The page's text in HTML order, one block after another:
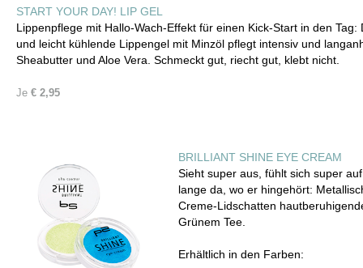
START YOUR DAY! LIP GEL
Lippenpflege mit Hallo-Wach-Effekt für einen Kick-Start in den
und leicht kühlende Lippengel mit Minzöl pflegt intensiv und
Sheabutter und Aloe Vera. Schmeckt gut, riecht gut, klebt nicht.
Je € 2,95
BRILLIANT SHINE EYE CREAM
Sieht super aus, fühlt sich super
lange da, wo er hingehört:
Creme-Lidschatten
Grünem Tee.
Erhältlich in den Farben: